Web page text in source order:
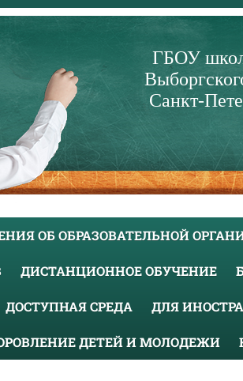
ГБОУ
Санкт-
ОБ ОБРАЗОВАТЕЛЬНОЙ
ДИСТАНЦИОННОЕ ОБУЧЕНИЕ
ДОСТУПНАЯ СРЕДА ДЛЯ
ДЕТЕЙ И МОЛОДЕЖИ